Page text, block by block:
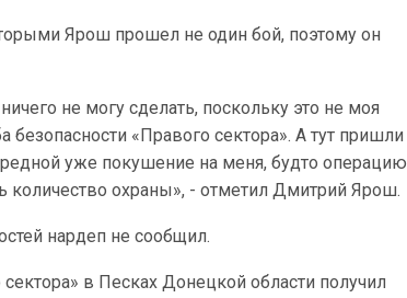
Ярош прошел не один бой, поэтому он
не могу сделать, поскольку это не моя
безопасности «Правого сектора». А тут пришли
уже покушение на меня, будто операцию
количество охраны», - отметил Дмитрий Ярош.
нардеп не сообщил.
в Песках Донецкой области получил